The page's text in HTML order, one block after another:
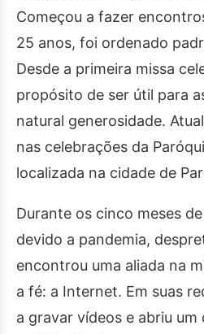
Começou a fazer
25 anos, foi ordenado
Desde a primeira missa
propósito de ser útil para
natural generosidade.
nas celebrações da
localizada na cidade de
Durante os cinco meses
devido a pandemia,
encontrou uma aliada na
a fé: a Internet. Em suas
a gravar vídeos e abriu